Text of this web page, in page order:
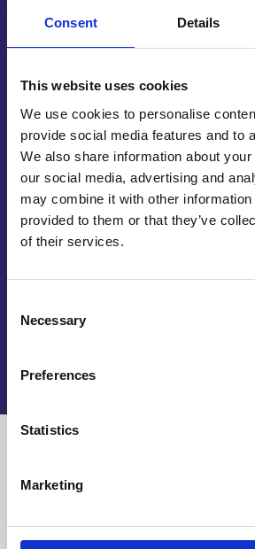
Consent Details
This website uses cookies
We use cookies to personalise
provide social media features and to
We also share information about
our social media, advertising and
may combine it with other information
provided to them or that they’ve
of their services.
Selection
Necessary
Preferences
Statistics
Marketing
alternatief voor metalen plaatjes,
materiaal licht in gewicht is en
uitstraling heeft. Het is bovendien
verkrijgbaar in verschillende
afwerkingen. Zo kan elk ontwerp
afgestemd op de huisstijl of het
Bij Reijnders zorgen we ervoor
resopal plaat altijd strak en
direct wilt plakken, bieden wij ook
Gegraveerde